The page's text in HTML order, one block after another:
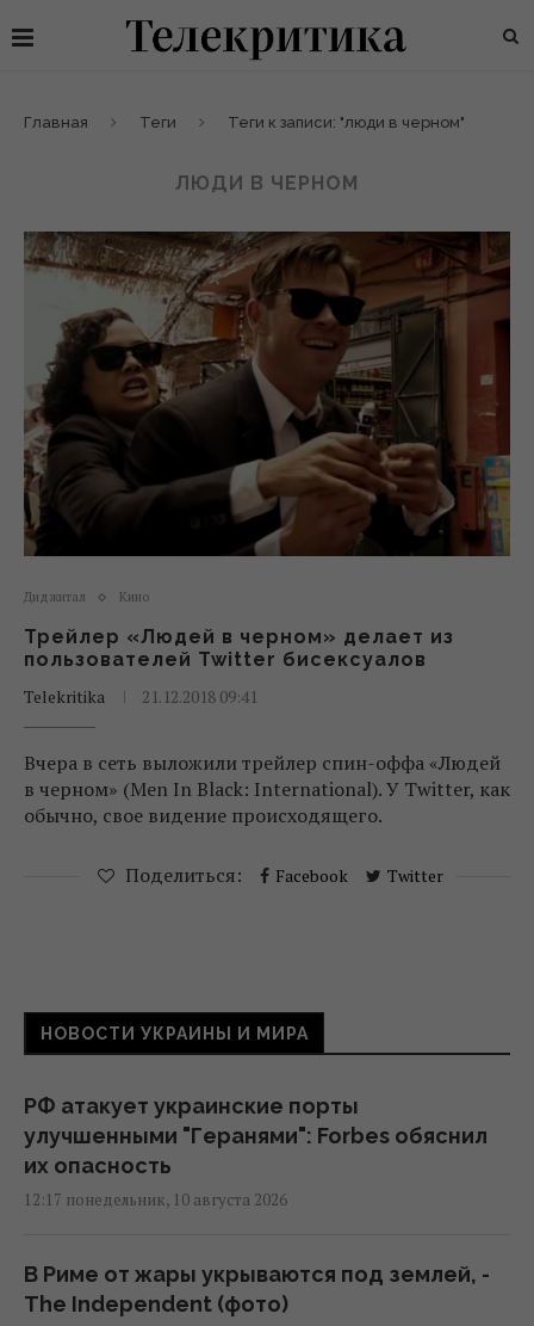
Главная Теги Теги к записи: "люди в черном"
ЛЮДИ В ЧЕРНОМ
Диджитал Кино
Трейлер «Людей в черном» делает из
пользователей Twitter бисексуалов
Telekritika
21.12.2018 09:41
Вчера в сеть выложили трейлер спин-оффа «Людей
в черном» (Men In Black: International). У Twitter, как
обычно, свое видение происходящего.
Поделиться: Facebook Twitter
НОВОСТИ УКРАИНЫ И МИРА
РФ атакует украинские порты
улучшенными "Геранями": Forbes обяснил
их опасность
12:17 понедельник, 10 августа 2026
В Риме от жары укрываются под землей, -
The Independent (фото)